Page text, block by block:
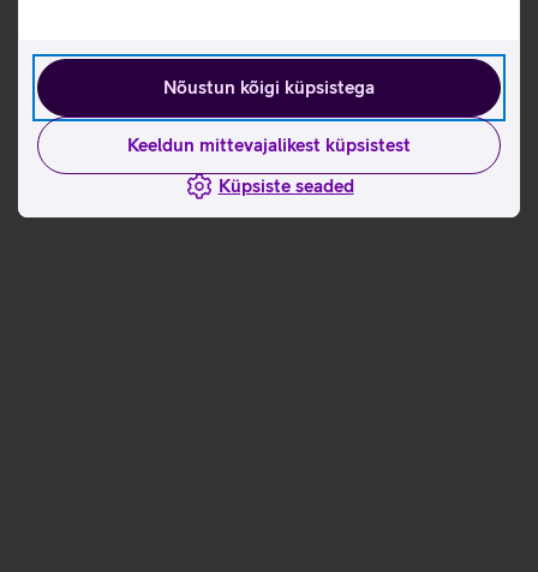
Nõustun kõigi küpsistega
Keeldun mittevajalikest küpsistest
Küpsiste seaded